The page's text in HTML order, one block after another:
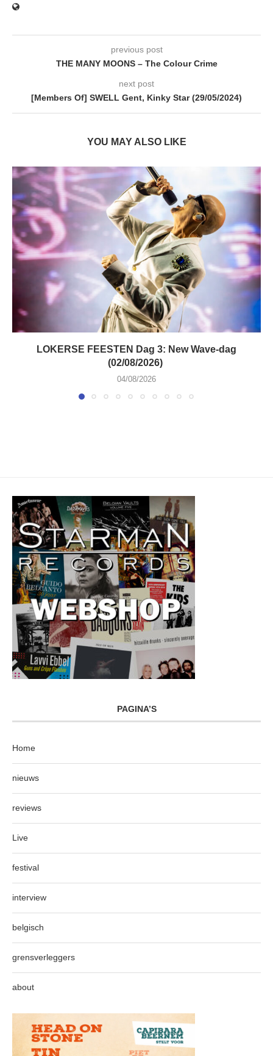
previous post
THE MANY MOONS – The Colour Crime
next post
[Members Of] SWELL Gent, Kinky Star (29/05/2024)
YOU MAY ALSO LIKE
LOKERSE FEESTEN Dag 3: New Wave-dag
(02/08/2026)
04/08/2026
PAGINA’S
Home
nieuws
reviews
Live
festival
interview
belgisch
grensverleggers
about